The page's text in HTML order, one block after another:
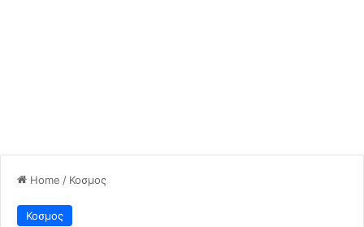
Home / Κοσμος
Κοσμος